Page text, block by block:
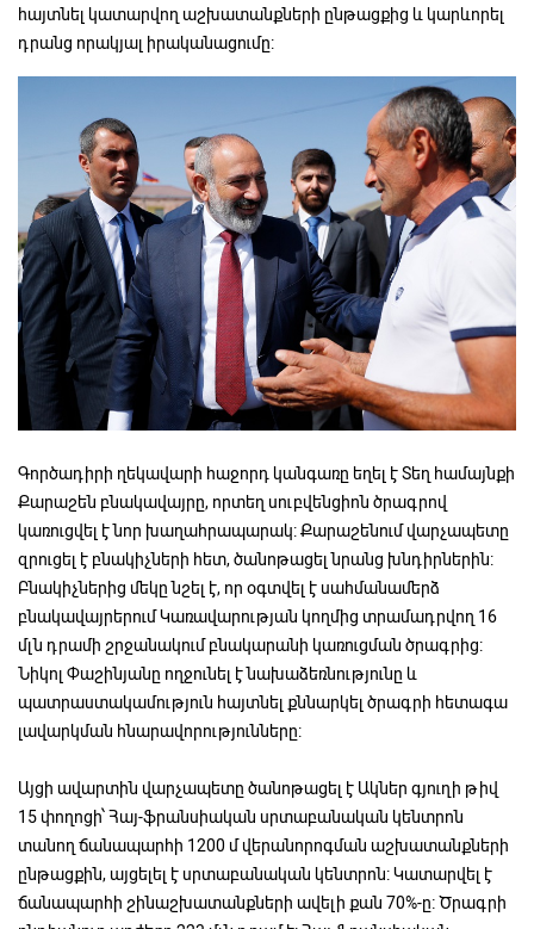
հայտնել կատարվող աշխատանքների ընթացքից և կարևորել
դրանց որակյալ իրականացումը:
Գործադիրի ղեկավարի հաջորդ կանգառը եղել է Տեղ համայնքի
Քարաշեն բնակավայրը, որտեղ սուբվենցիոն ծրագրով
կառուցվել է նոր խաղահրապարակ: Քարաշենում վարչապետը
զրուցել է բնակիչների հետ, ծանոթացել նրանց խնդիրներին:
Բնակիչներից մեկը նշել է, որ օգտվել է սահմանամերձ
բնակավայրերում Կառավարության կողմից տրամադրվող 16
մլն դրամի շրջանակում բնակարանի կառուցման ծրագրից:
Նիկոլ Փաշինյանը ողջունել է նախաձեռնությունը և
պատրաստակամություն հայտնել քննարկել ծրագրի հետագա
լավարկման հնարավորությունները:
Այցի ավարտին վարչապետը ծանոթացել է Ակներ գյուղի թիվ
15 փողոցի՝ Հայ-ֆրանսիական սրտաբանական կենտրոն
տանող ճանապարհի 1200 մ վերանորոգման աշխատանքների
ընթացքին, այցելել է սրտաբանական կենտրոն: Կատարվել է
ճանապարհի շինաշխատանքների ավելի քան 70%-ը։ Ծրագրի